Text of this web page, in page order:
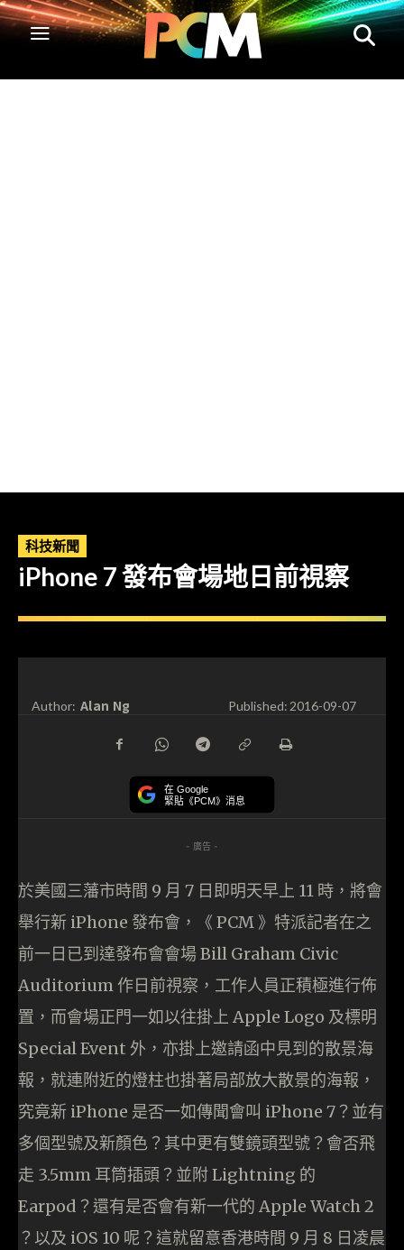
科技新聞
iPhone 7 發布會場地日前視察
Author: Alan Ng Published:2016-09-07
在 Google
緊貼《PCM》消息
- 廣告 -
於美國三藩市時間 9 月 7 日即明天早上 11 時，將會
舉行新 iPhone 發布會，《 PCM 》特派記者在之
前一日已到達發布會會場 Bill Graham Civic
Auditorium 作日前視察，工作人員正積極進行佈
置，而會場正門一如以往掛上 Apple Logo 及標明
Special Event 外，亦掛上邀請函中見到的散景海
報，就連附近的燈柱也掛著局部放大散景的海報，
究竟新 iPhone 是否一如傳聞會叫 iPhone 7？並有
多個型號及新顏色？其中更有雙鏡頭型號？會否飛
走 3.5mm 耳筒插頭？並附 Lightning 的
Earpod？還有是否會有新一代的 Apple Watch 2
？以及 iOS 10 呢？這就留意香港時間 9 月 8 日凌晨